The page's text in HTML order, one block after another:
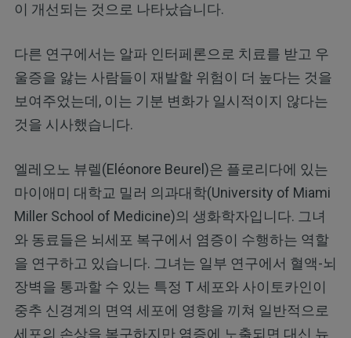
이 개선되는 것으로 나타났습니다.
다른 연구에서는 알파 인터페론으로 치료를 받고 우
울증을 앓는 사람들이 재발할 위험이 더 높다는 것을
보여주었는데, 이는 기분 변화가 일시적이지 않다는
것을 시사했습니다.
엘레오노 뷰렐(Eléonore Beurel)은 플로리다에 있는
마이애미 대학교 밀러 의과대학(University of Miami
Miller School of Medicine)의 생화학자입니다. 그녀
와 동료들은 뇌세포 복구에서 염증이 수행하는 역할
을 연구하고 있습니다. 그녀는 일부 연구에서 혈액-뇌
장벽을 통과할 수 있는 특정 T 세포와 사이토카인이
중추 신경계의 면역 세포에 영향을 끼쳐 일반적으로
세포의 손상을 복구하지만 염증에 노출되면 대신 뉴